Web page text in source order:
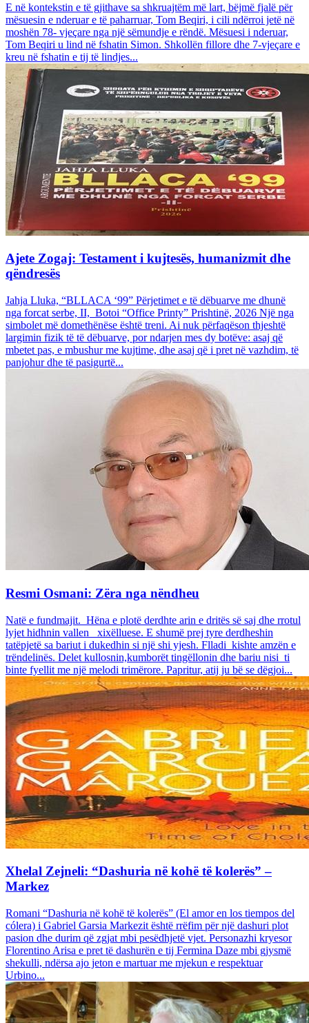
E në kontekstin e të gjithave sa shkruajtëm më lart, bëjmë fjalë për
mësuesin e nderuar e të paharruar, Tom Beqiri, i cili ndërroi jetë në
moshën 78- vjeçare nga një sëmundje e rëndë. Mësuesi i nderuar,
Tom Beqiri u lind në fshatin Simon. Shkollën fillore dhe 7-vjeçare e
kreu në fshatin e tij të lindjes...
Ajete Zogaj: Testament i kujtesës, humanizmit dhe
qëndresës
Jahja Lluka, “BLLACA ‘99” Përjetimet e të dëbuarve me dhunë
nga forcat serbe, II, Botoi “Office Printy” Prishtinë, 2026 Një nga
simbolet më domethënëse është treni. Ai nuk përfaqëson thjeshtë
largimin fizik të të dëbuarve, por ndarjen mes dy botëve: asaj që
mbetet pas, e mbushur me kujtime, dhe asaj që i pret në vazhdim, të
panjohur dhe të pasigurtë...
Resmi Osmani: Zëra nga nëndheu
Natë e fundmajit. Hëna e plotë derdhte arin e dritës së saj dhe rrotul
lyjet hidhnin vallen xixëlluese. E shumë prej tyre derdheshin
tatëpjetë sa bariut i dukedhin si një shi yjesh. Flladi kishte amzën e
trëndelinës. Delet kullosnin,kumborët tingëllonin dhe bariu nisi ti
binte fyellit me një melodi trimërore. Papritur, atij ju bë se dëgjoi...
Xhelal Zejneli: “Dashuria në kohë të kolerës” –
Markez
Romani “Dashuria në kohë të kolerës” (El amor en los tiempos del
cólera) i Gabriel Garsia Markezit është rrëfim për një dashuri plot
pasion dhe durim që zgjat mbi pesëdhjetë vjet. Personazhi kryesor
Florentino Arisa e pret të dashurën e tij Fermina Daze mbi gjysmë
shekulli, ndërsa ajo jeton e martuar me mjekun e respektuar
Urbino...